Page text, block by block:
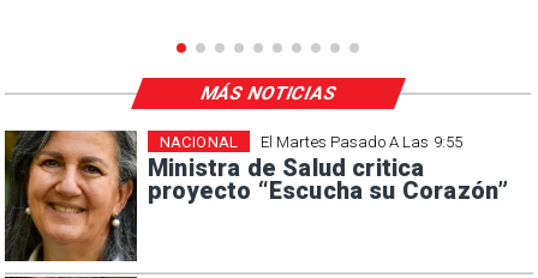
El Martes Pasado A Las 9:55
Ministra de Salud critica
proyecto “Escucha su Corazón”
NACIONAL
MÁS NOTICIAS